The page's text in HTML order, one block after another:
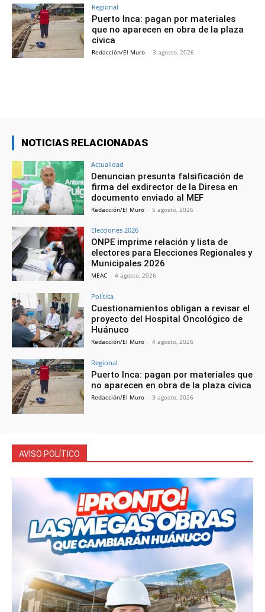
Regional
Puerto Inca: pagan por materiales
que no aparecen en obra de la plaza
cívica
Redacción/El Muro - 3 agosto, 2026
NOTICIAS RELACIONADAS
Actualidad
Denuncian presunta falsificación de
firma del exdirector de la Diresa en
documento enviado al MEF
Redacción/El Muro - 5 agosto, 2026
Elecciones 2026
ONPE imprime relación y lista de
electores para Elecciones Regionales y
Municipales 2026
MEAC - 4 agosto, 2026
Política
Cuestionamientos obligan a revisar el
proyecto del Hospital Oncológico de
Huánuco
Redacción/El Muro - 4 agosto, 2026
Regional
Puerto Inca: pagan por materiales que
no aparecen en obra de la plaza cívica
Redacción/El Muro - 3 agosto, 2026
AVISO POLÍTICO